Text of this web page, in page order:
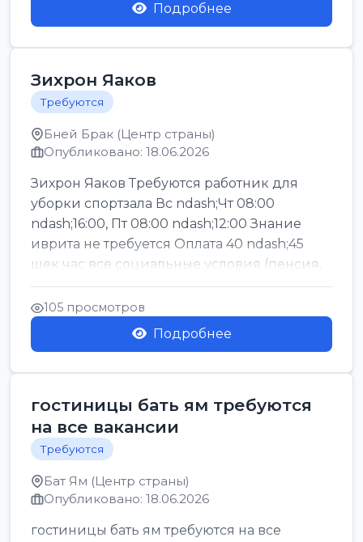
Подробнее
Зихрон Яаков
Требуются
Бней Брак (Центр страны)
Опубликовано: 18.06.2026
Зихрон Яаков Требуются работник для
уборки спортзала Вс ndash;Чт 08:00
ndash;16:00, Пт 08:00 ndash;12:00 Знание
иврита не требуется Оплата 40 ndash;45
шек час все социальные условия (пенсия,
керен ишт...
105 просмотров
Подробнее
гостиницы бать ям требуются
на все вакансии
Требуются
Бат Ям (Центр страны)
Опубликовано: 18.06.2026
гостиницы бать ям требуются на все